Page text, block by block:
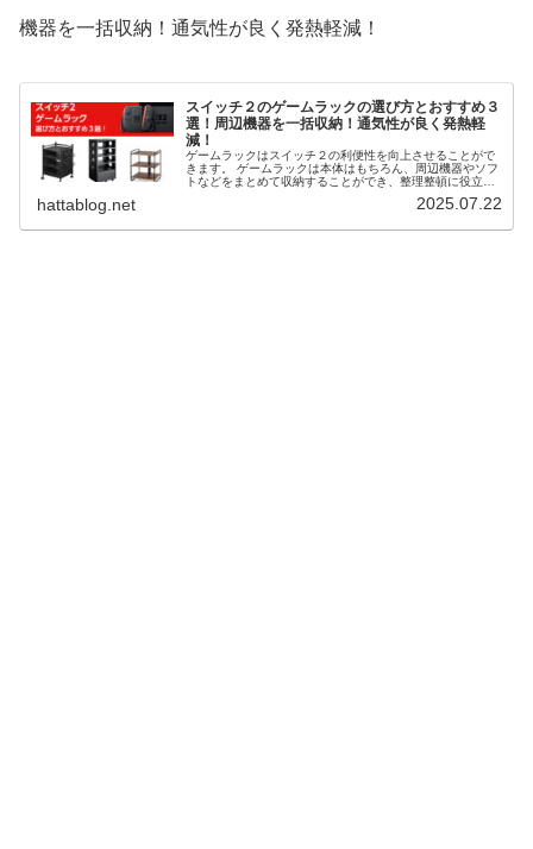
機器を一括収納！通気性が良く発熱軽減！
スイッチ２のゲームラックの選び方とおすすめ３
選！周辺機器を一括収納！通気性が良く発熱軽
減！
ゲームラックはスイッチ２の利便性を向上させることがで
きます。 ゲームラックは本体はもちろん、周辺機器やソフ
トなどをまとめて収納することができ、整理整頓に役立ち
冷却することができます。 そこで、スイッチ２のゲームラ
hattablog.net 2025.07.22